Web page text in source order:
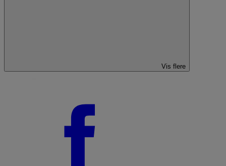
Vis flere